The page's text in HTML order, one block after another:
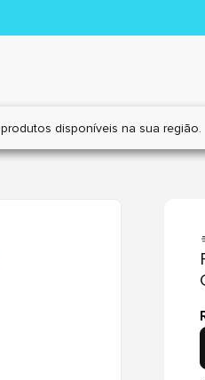
produtos disponíveis na sua região.